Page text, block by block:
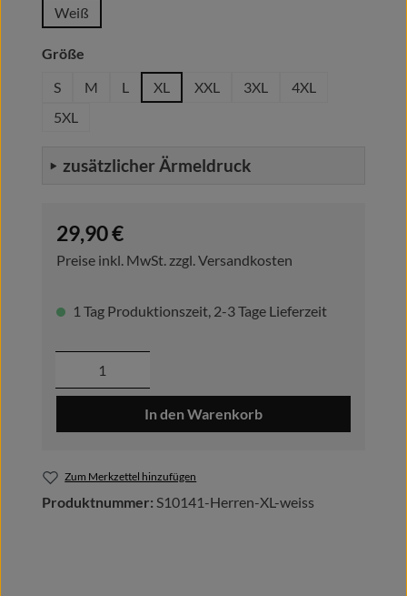
Weiß
Größe
S
M L XL XXL 3XL
4XL
5XL
zusätzlicher Ärmeldruck
Regulärer Preis:
29,90 €
Preise inkl. MwSt. zzgl. Versandkosten
1 Tag Produktionszeit, 2-3 Tage Lieferzeit
Produkt Anzahl: Gib den gewünschten
In den Warenkorb
Zum Merkzettel hinzufügen
Produktnummer: S10141-Herren-XL-weiss